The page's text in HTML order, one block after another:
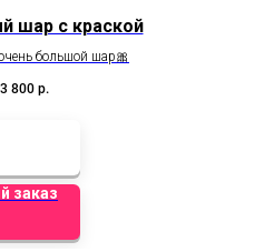
шар с краской
большой шар🎀
3 800 р.
заказ